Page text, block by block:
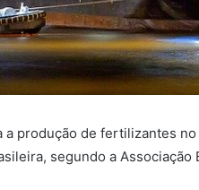
a produção de fertilizantes
segundo a Associação